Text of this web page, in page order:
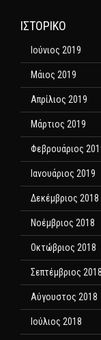
ΙΣΤΟΡΙΚΌ
Ιούνιος 2019
Μάιος 2019
Απρίλιος 2019
Μάρτιος 2019
Φεβρουάριος
Ιανουάριος 2019
Δεκέμβριος 2018
Νοέμβριος 2018
Οκτώβριος 2018
Σεπτέμβριος 2018
Αύγουστος 2018
Ιούλιος 2018